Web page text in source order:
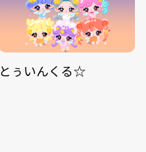
とぅいんくる☆